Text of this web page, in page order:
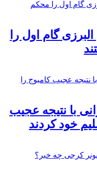
گام اول را
با نتیجه عجیب
خود کردند